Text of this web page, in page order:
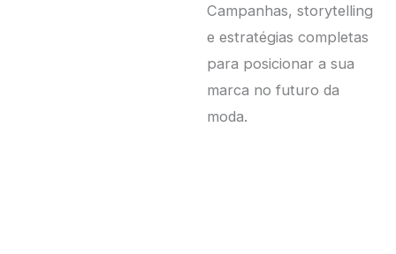
Campanhas, storytelling
e estratégias completas
para posicionar a sua
marca no futuro da
moda.